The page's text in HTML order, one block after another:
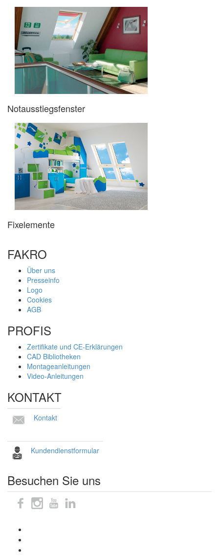
Notausstiegsfenster
Fixelemente
FAKRO
Über uns
Presseinfo
Logo
Cookies
AGB
PROFIS
Zertifikate und CE-Erklärungen
CAD Bibliotheken
Montageanleitungen
Video-Anleitungen
KONTAKT
Kontakt
Kundendienstformular
Besuchen Sie uns